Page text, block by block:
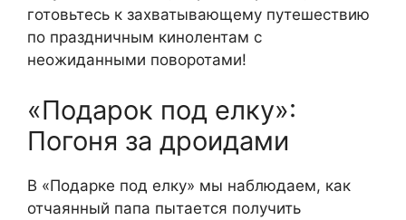
готовьтесь к захватывающему путешествию
по праздничным кинолентам с
неожиданными поворотами!
«Подарок под елку»:
Погоня за дроидами
В «Подарке под елку» мы наблюдаем, как
отчаянный папа пытается получить